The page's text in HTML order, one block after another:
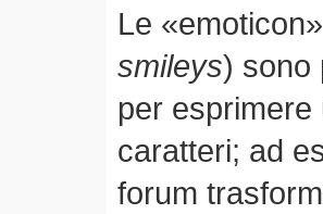
Le
smileys) sono
per esprimere
caratteri; ad
forum